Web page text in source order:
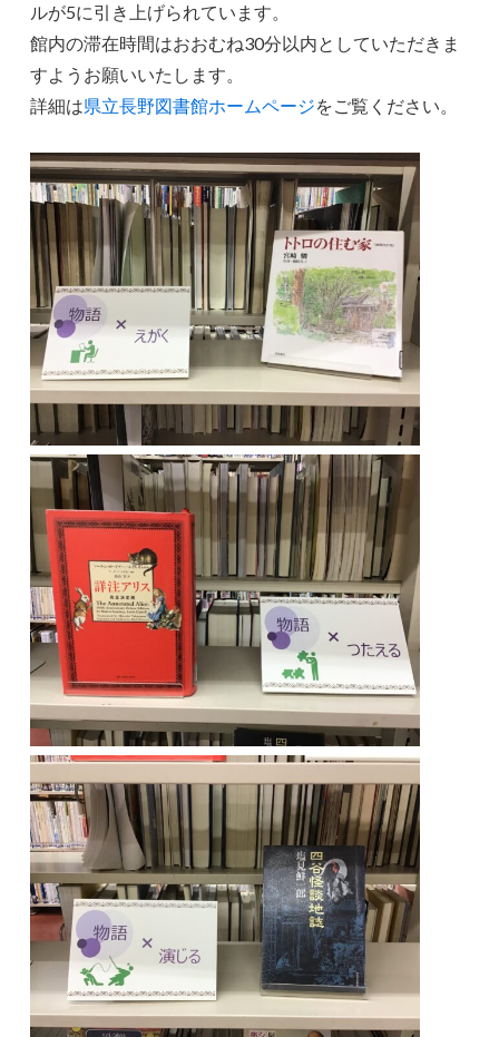
ルが5に引き上げられています。
館内の滞在時間はおおむね30分以内としていただきま
すようお願いいたします。
詳細は県立長野図書館ホームページをご覧ください。